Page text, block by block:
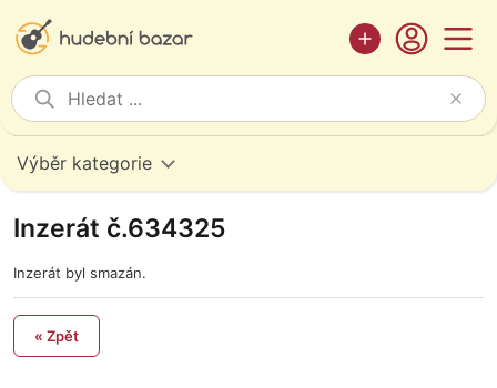
Výběr kategorie
Inzerát č.634325
Inzerát byl smazán.
« Zpět